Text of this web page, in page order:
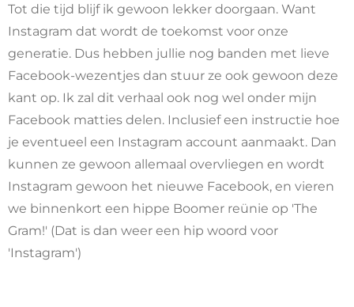
Tot die tijd blijf ik gewoon lekker doorgaan. Want
Instagram dat wordt de toekomst voor onze
generatie. Dus hebben jullie nog banden met lieve
Facebook-wezentjes dan stuur ze ook gewoon deze
kant op. Ik zal dit verhaal ook nog wel onder mijn
Facebook matties delen. Inclusief een instructie hoe
je eventueel een Instagram account aanmaakt. Dan
kunnen ze gewoon allemaal overvliegen en wordt
Instagram gewoon het nieuwe Facebook, en vieren
we binnenkort een hippe Boomer reünie op 'The
Gram!' (Dat is dan weer een hip woord voor
'Instagram')